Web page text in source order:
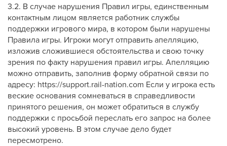
3.2. В случае нарушения Правил игры, единственным
контактным лицом является работник службы
поддержки игрового мира, в котором были нарушены
Правила игры. Игроки могут отправить апелляцию,
изложив сложившиеся обстоятельства и свою точку
зрения по факту нарушения правил игры. Апелляцию
можно отправить, заполнив форму обратной связи по
адресу: https://support.rail-nation.com Если у игрока есть
веские основания сомневаться в справедливости
принятого решения, он может обратиться в службу
поддержки с просьбой переслать его запрос на более
высокий уровень. В этом случае дело будет
пересмотрено.